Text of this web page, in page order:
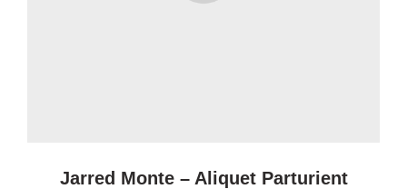
Jarred Monte – Aliquet Parturient